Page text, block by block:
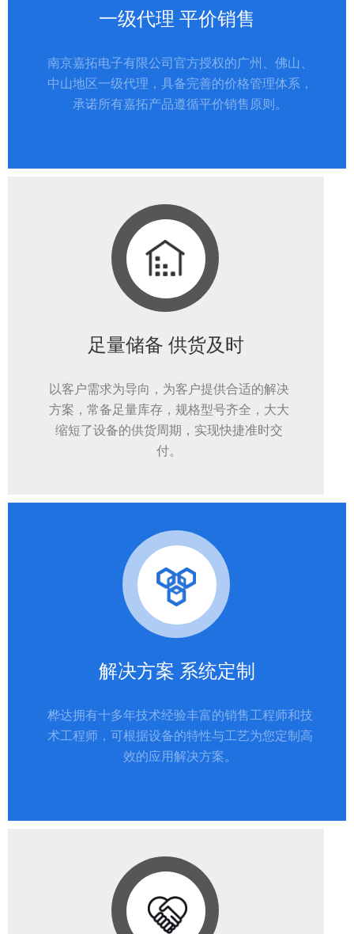
一级代理 平价销售
南京嘉拓电子有限公司官方授权的广州、佛山、
中山地区一级代理，具备完善的价格管理体系，
承诺所有嘉拓产品遵循平价销售原则。
足量储备 供货及时
以客户需求为导向，为客户提供合适的解决
方案，常备足量库存，规格型号齐全，大大
缩短了设备的供货周期，实现快捷准时交
付。
解决方案 系统定制
桦达拥有十多年技术经验丰富的销售工程师和技
术工程师，可根据设备的特性与工艺为您定制高
效的应用解决方案。